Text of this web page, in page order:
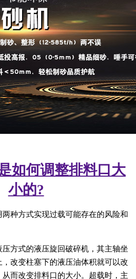
如何调整排料口大
小的?
两种方式实现过载可能存在的风险和
方式的液压旋回破碎机，其主轴坐
改变柱塞下的液压油体积就可以改
而改变排料口的大小。超载时，主